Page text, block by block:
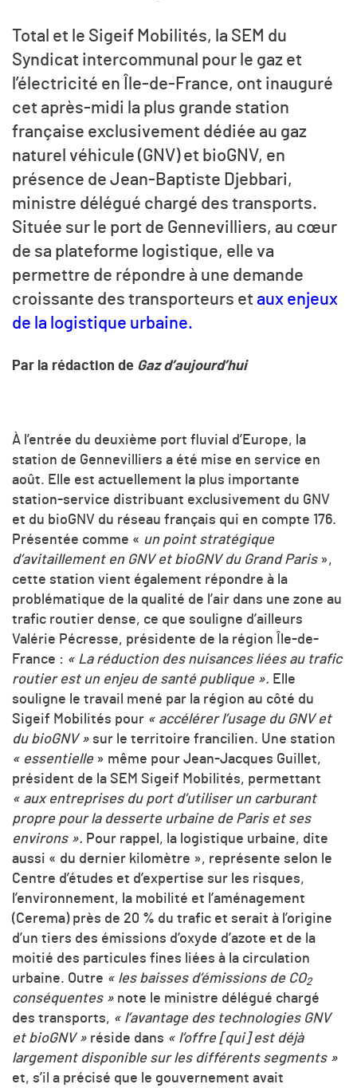
Total et le Sigeif Mobilités, la SEM du
Syndicat intercommunal pour le gaz et
l’électricité en Île-de-France, ont inauguré
cet après-midi la plus grande station
française exclusivement dédiée au gaz
naturel véhicule (GNV) et bioGNV, en
présence de Jean-Baptiste Djebbari,
ministre délégué chargé des transports.
Située sur le port de Gennevilliers, au cœur
de sa plateforme logistique, elle va
permettre de répondre à une demande
croissante des transporteurs et aux enjeux
de la logistique urbaine.
Par la rédaction de Gaz d’aujourd’hui
À l’entrée du deuxième port fluvial d’Europe, la
station de Gennevilliers a été mise en service en
août. Elle est actuellement la plus importante
station-service distribuant exclusivement du GNV
et du bioGNV du réseau français qui en compte 176.
Présentée comme « un point stratégique
d’avitaillement en GNV et bioGNV du Grand Paris»,
cette station vient également répondre à la
problématique de la qualité de l’air dans une zone au
trafic routier dense, ce que souligne d’ailleurs
Valérie Pécresse, présidente de la région Île-de-
France : « La réduction des nuisances liées au trafic
routier est un enjeu de santé publique ». Elle
souligne le travail mené par la région au côté du
Sigeif Mobilités pour « accélérer l’usage du GNV et
du bioGNV » sur le territoire francilien. Une station
« essentielle » même pour Jean-Jacques Guillet,
président de la SEM Sigeif Mobilités, permettant
« aux entreprises du port d’utiliser un carburant
propre pour la desserte urbaine de Paris et ses
environs ». Pour rappel, la logistique urbaine, dite
aussi « du dernier kilomètre », représente selon le
Centre d’études et d’expertise sur les risques,
l’environnement, la mobilité et l’aménagement
(Cerema) près de 20 % du trafic et serait à l’origine
d’un tiers des émissions d’oxyde d’azote et de la
moitié des particules fines liées à la circulation
urbaine. Outre « les baisses d’émissions de CO2
conséquentes » note le ministre délégué chargé
des transports, « l’avantage des technologies GNV
et bioGNV » réside dans « l’offre [qui] est déjà
largement disponible sur les différents segments »
et, s’il a précisé que le gouvernement avait